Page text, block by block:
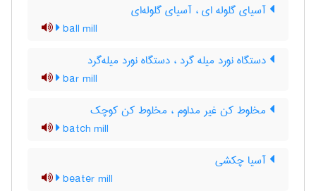
آسیای گلوله ای ، آسیای گلوله‌ای
ball mill
دستگاه نورد میله گرد ، دستگاه نورد میله‌گرد
bar mill
مخلوط کن غیر مداوم ، مخلوط کن کوچک
batch mill
آسیا چکشی
beater mill